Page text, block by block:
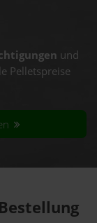
und
Pelletspreise